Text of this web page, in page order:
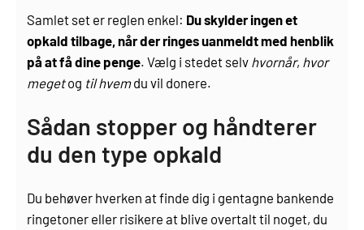
Samlet set er reglen enkel: Du skylder ingen et
opkald tilbage, når der ringes uanmeldt med henblik
på at få dine penge. Vælg i stedet selv hvornår, hvor
megetog til hvemdu vil donere.
Sådan stopper og håndterer
du den type opkald
Du behøver hverken at finde dig i gentagne bankende
ringetoner eller risikere at blive overtalt til noget, du